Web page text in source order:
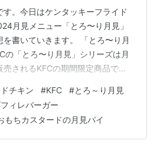
す。今日はケンタッキーフライド
月見メニュー「とろ〜り月見」
書いていきます。 「とろ〜り月
の「とろ〜り月見」シリーズは月
売されるKFCの期間限定商品で
終了なので、気になる方は早め
です。 www.kfc.co.jp 2024「と
商品紹介 とろ〜り月見チーズフ
円 セット950円） 昨年に引き続
チキン #KFC #とろ～り月見
ィレバーガー
もちカスタードの月見パイ